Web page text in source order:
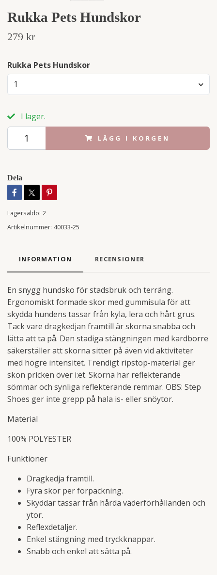
Rukka Pets Hundskor
279 kr
Rukka Pets Hundskor
1
I lager.
LÄGG I KORGEN
Dela
Lagersaldo: 2
Artikelnummer: 40033-25
INFORMATION RECENSIONER
En snygg hundsko för stadsbruk och terräng.
Ergonomiskt formade skor med gummisula för att
skydda hundens tassar från kyla, lera och hårt grus.
Tack vare dragkedjan framtill är skorna snabba och
lätta att ta på. Den stadiga stängningen med kardborre
säkerställer att skorna sitter på även vid aktiviteter
med högre intensitet. Trendigt ripstop-material ger
skon pricken över i:et. Skorna har reflekterande
sömmar och synliga reflekterande remmar. OBS: Step
Shoes ger inte grepp på hala is- eller snöytor.
Material
100% POLYESTER
Funktioner
Dragkedja framtill.
Fyra skor per förpackning.
Skyddar tassar från hårda väderförhållanden och
ytor.
Reflexdetaljer.
Enkel stängning med tryckknappar.
Snabb och enkel att sätta på.